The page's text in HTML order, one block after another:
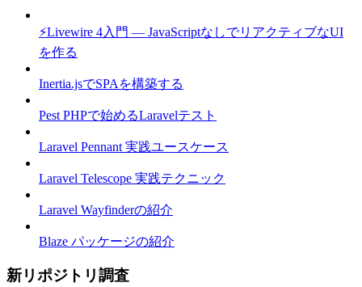
⚡Livewire 4入門 — JavaScriptなしでリアクティブなUI
を作る
Inertia.jsでSPAを構築する
Pest PHPで始めるLaravelテスト
Laravel Pennant 実践ユースケース
Laravel Telescope 実践テクニック
Laravel Wayfinderの紹介
Blaze パッケージの紹介
新リポジトリ調査